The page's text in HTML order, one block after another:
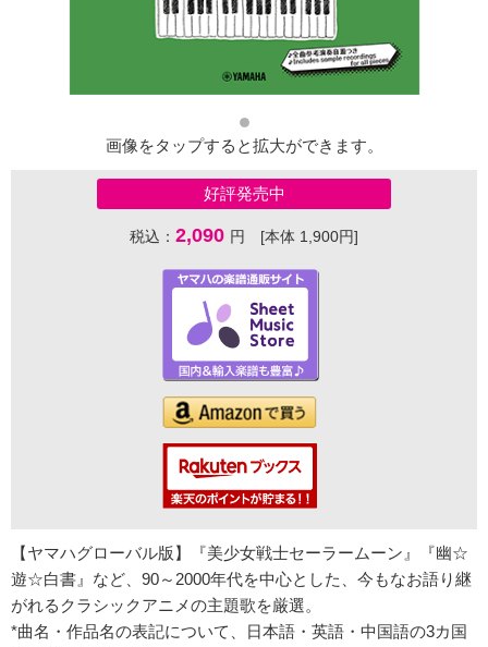
画像をタップすると拡大ができます。
好評発売中
税込： 2,090 円 [本体 1,900円]
【ヤマハグローバル版】『美少女戦士セーラームーン』『幽☆
遊☆白書』など、90～2000年代を中心とした、今もなお語り継
がれるクラシックアニメの主題歌を厳選。
*曲名・作品名の表記について、日本語・英語・中国語の3カ国